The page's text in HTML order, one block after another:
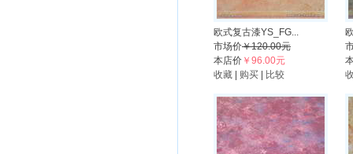
欧式复古漆YS_FG...
市场价￥120.00元
本店价 ￥96.00元
收藏
购买 比较